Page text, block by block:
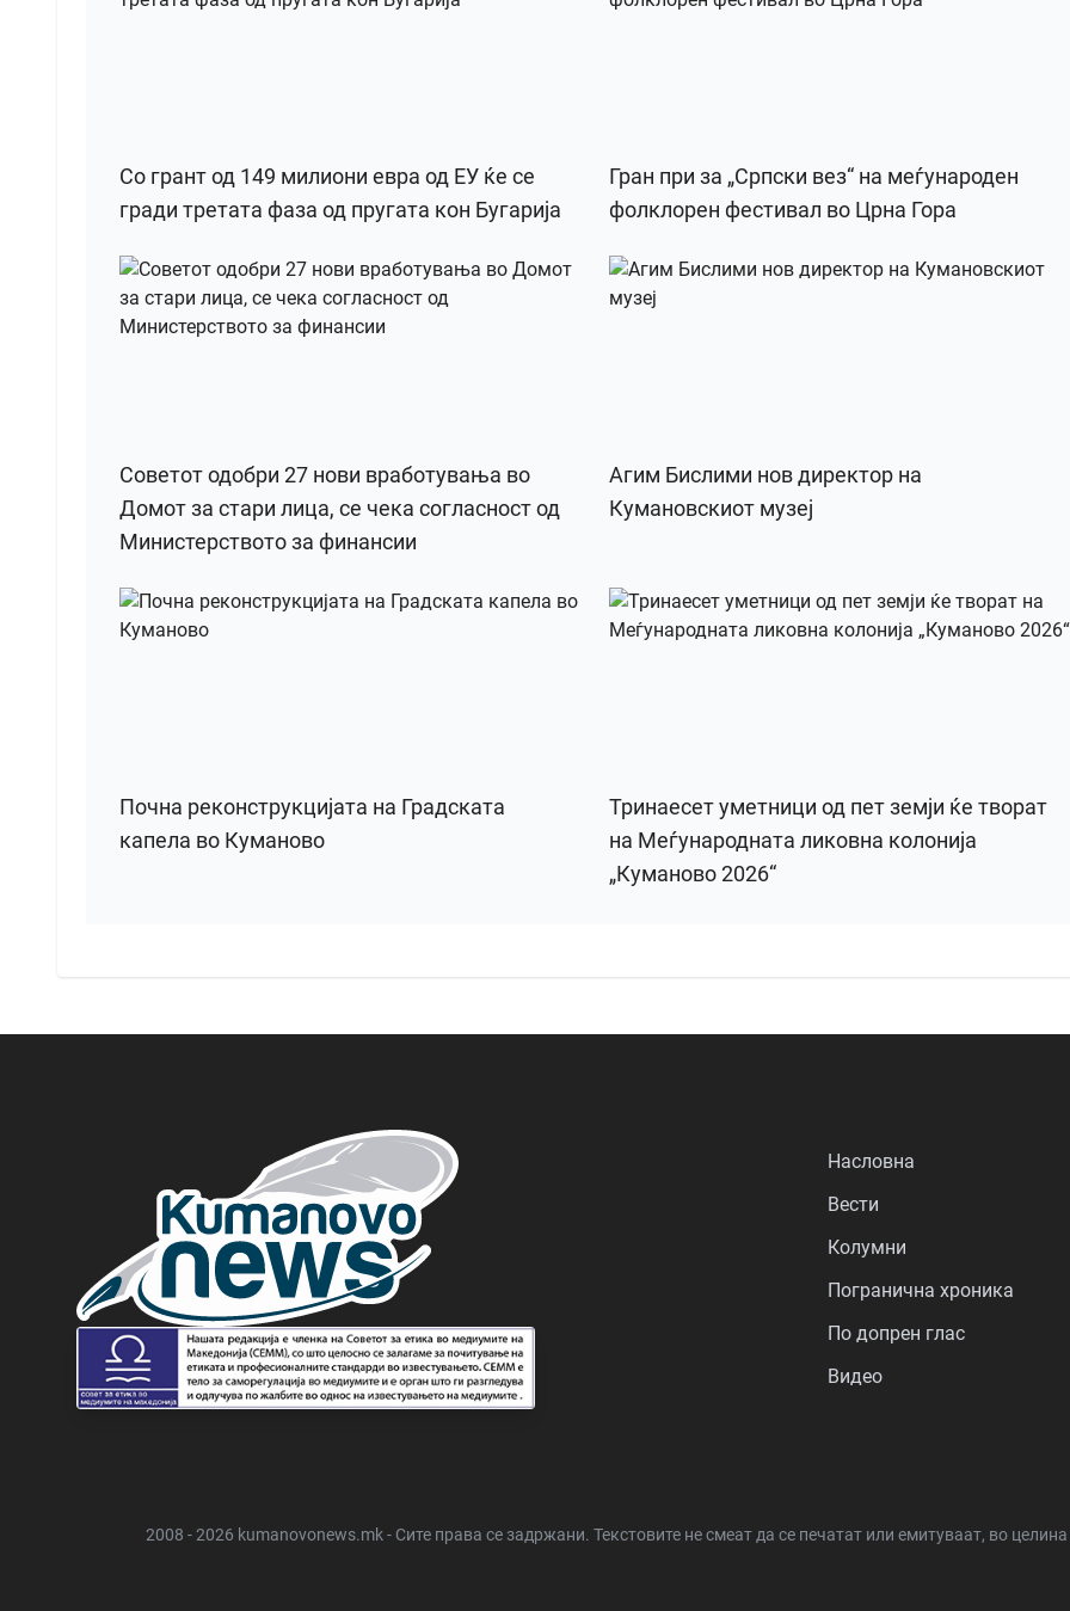
Со грант од 149 милиони евра од ЕУ ќе се
гради третата фаза од пругата кон Бугарија
Гран при за „Српски вез“ на меѓународен
фолклорен фестивал во Црна Гора
Советот одобри 27 нови вработувања во
Домот за стари лица, се чека согласност од
Министерството за финансии
Агим Бислими нов директор на
Кумановскиот музеј
Почна реконструкцијата на Градската
капела во Куманово
Тринаесет уметници од пет земји ќе творат
на Меѓународната ликовна колонија
„Куманово 2026“
Насловна
Вести
Колумни
Погранична хроника
По допрен глас
Видео
2008 - 2026 kumanovonews.mk - Сите права се задржани. Текстовите не смеат да се печатат или емитуваат, во